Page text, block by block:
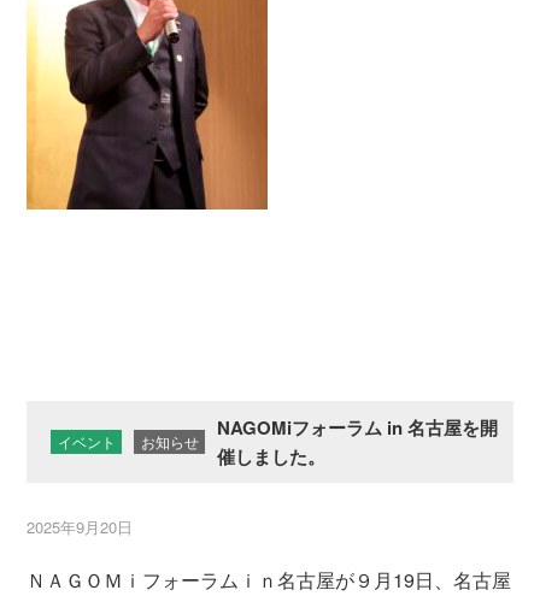
イベント お知らせ
NAGOMiフォーラム in 名古屋を開
催しました。
2025年9月20日
ＮＡＧＯＭｉフォーラムｉｎ名古屋が９月19日、名古屋